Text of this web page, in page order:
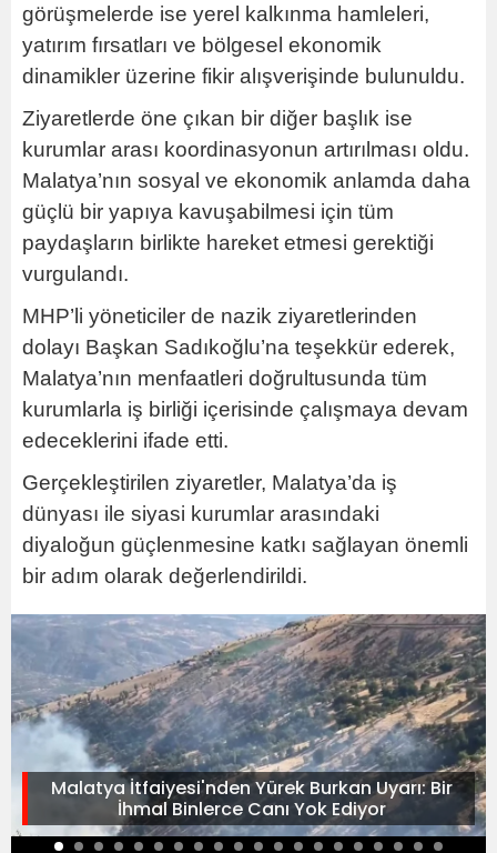
görüşmelerde ise yerel kalkınma hamleleri,
yatırım fırsatları ve bölgesel ekonomik
dinamikler üzerine fikir alışverişinde bulunuldu.
Ziyaretlerde öne çıkan bir diğer başlık ise
kurumlar arası koordinasyonun artırılması oldu.
Malatya’nın sosyal ve ekonomik anlamda daha
güçlü bir yapıya kavuşabilmesi için tüm
paydaşların birlikte hareket etmesi gerektiği
vurgulandı.
MHP’li yöneticiler de nazik ziyaretlerinden
dolayı Başkan Sadıkoğlu’na teşekkür ederek,
Malatya’nın menfaatleri doğrultusunda tüm
kurumlarla iş birliği içerisinde çalışmaya devam
edeceklerini ifade etti.
Gerçekleştirilen ziyaretler, Malatya’da iş
dünyası ile siyasi kurumlar arasındaki
diyaloğun güçlenmesine katkı sağlayan önemli
bir adım olarak değerlendirildi.
Malatya İtfaiyesi'nden Yürek Burkan Uyarı: Bir
İhmal Binlerce Canı Yok Ediyor